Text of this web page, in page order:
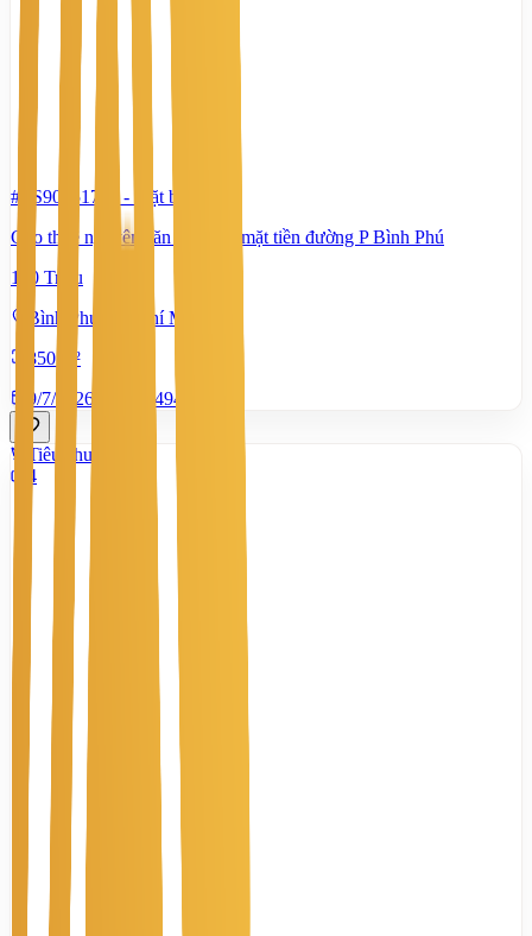
#TS90751791 - Mặt bằng
Cho thuê nguyên căn nhà mới mặt tiền đường P Bình Phú
120 Triệu
Bình Phú, Hồ Chí Minh
850 m²
9/7/2026
1.494
Tiêu chuẩn
4